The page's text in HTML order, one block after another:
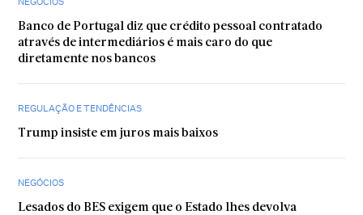
Banco de Portugal diz que crédito pessoal contratado
através de intermediários é mais caro do que
diretamente nos bancos
REGULAÇÃO E TENDÊNCIAS
Trump insiste em juros mais baixos
NEGÓCIOS
Lesados do BES exigem que o Estado lhes devolva